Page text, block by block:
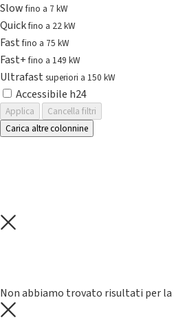
Slowfino a 7 kW
Quickfino a 22 kW
Fastfino a 75 kW
Fast+fino a 149 kW
Ultrafast superiori a 150 kW
Accessibile h24
Applica
Cancella filtri
Carica altre colonnine
Non abbiamo trovato risultati per la